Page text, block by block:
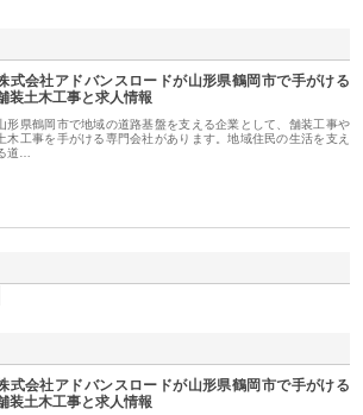
式会社アドバンスロードが山形県鶴岡市で手がける
装土木工事と求人情報
形県鶴岡市で地域の道路基盤を支える企業として、舗装工事や
木工事を手がける専門会社があります。地域住民の生活を支え
道…
式会社アドバンスロードが山形県鶴岡市で手がける
装土木工事と求人情報